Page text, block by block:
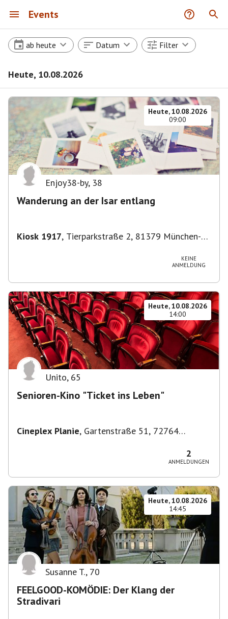
Events
ab heute Datum Filter
Heute, 10.08.2026
Heute, 10.08.2026
09:00
Enjoy38-by, 38
Wanderung an der Isar entlang
Kiosk 1917, Tierparkstraße 2, 81379 München-
KEINE
ANMELDUNG
Heute, 10.08.2026
14:00
Unito, 65
Senioren-Kino "Ticket ins Leben"
Cineplex Planie, Gartenstraße 51, 72764
2
ANMELDUNGEN
Heute, 10.08.2026
14:45
Susanne T., 70
FEELGOOD-KOMÖDIE: Der Klang der
Stradivari